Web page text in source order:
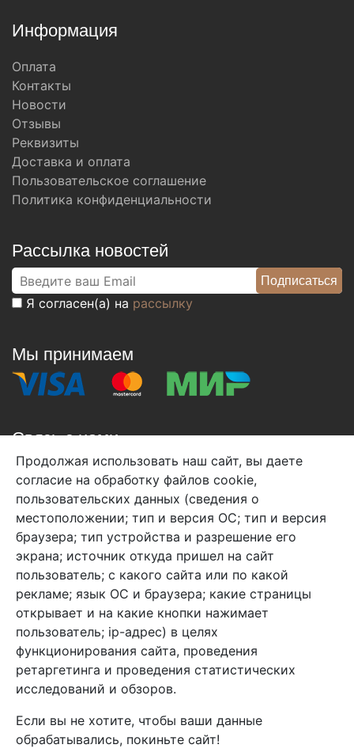
Информация
Оплата
Контакты
Новости
Отзывы
Реквизиты
Доставка и оплата
Пользовательское соглашение
Политика конфиденциальности
Рассылка новостей
Я согласен(а) на рассылку
Мы принимаем
Связь с нами
+7 (495) 933-38-08
info@arben-textile.ru- оптовые продажи
Арбен текстиль г. Щелково, пер.
1-й Советский д.25, владение 2.
Мы в соц. сетях
Продолжая использовать наш сайт, вы даете
согласие на обработку файлов cookie,
пользовательских данных (сведения о
местоположении; тип и версия ОС; тип и версия
браузера; тип устройства и разрешение его
экрана; источник откуда пришел на сайт
пользователь; с какого сайта или по какой
рекламе; язык ОС и браузера; какие страницы
открывает и на какие кнопки нажимает
пользователь; ip-адрес) в целях
функционирования сайта, проведения
ретаргетинга и проведения статистических
исследований и обзоров.
Если вы не хотите, чтобы ваши данные
обрабатывались, покиньте сайт!